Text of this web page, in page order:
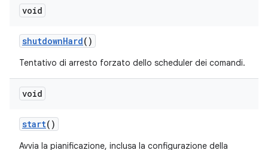
void
shutdownHard()
Tentativo di arresto forzato dello scheduler dei comandi.
void
start()
Avvia la pianificazione, inclusa la configurazione della